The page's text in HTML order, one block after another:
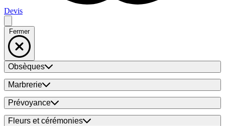
Devis
Fermer
Obsèques
Marbrerie
Prévoyance
Fleurs et cérémonies